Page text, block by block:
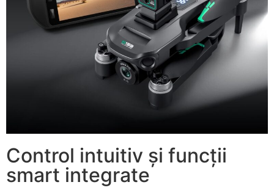
Control intuitiv și funcții
smart integrate